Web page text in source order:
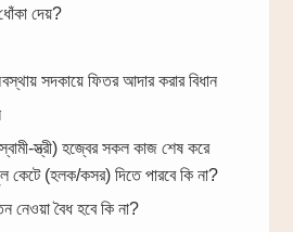
দেয়?
সদকায়ে ফিতর আদার করার বিধান
স্ত্রী) হজ্বের সকল কাজ শেষ করে
(হলক/কসর) দিতে পারবে কি না?
নেওয়া বৈধ হবে কি না?